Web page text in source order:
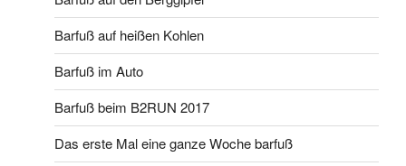
Barfuß auf heißen Kohlen
Barfuß im Auto
Barfuß beim B2RUN 2017
Das erste Mal eine ganze Woche barfuß